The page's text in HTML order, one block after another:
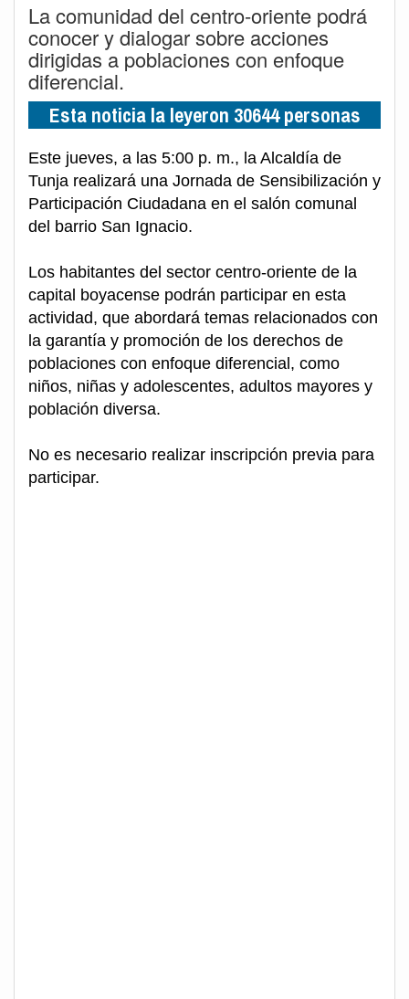
La comunidad del centro-oriente podrá
conocer y dialogar sobre acciones
dirigidas a poblaciones con enfoque
diferencial.
Esta noticia la leyeron 30644 personas
Este jueves, a las 5:00 p. m., la Alcaldía de
Tunja realizará una Jornada de Sensibilización y
Participación Ciudadana en el salón comunal
del barrio San Ignacio.
Los habitantes del sector centro-oriente de la
capital boyacense podrán participar en esta
actividad, que abordará temas relacionados con
la garantía y promoción de los derechos de
poblaciones con enfoque diferencial, como
niños, niñas y adolescentes, adultos mayores y
población diversa.
No es necesario realizar inscripción previa para
participar.